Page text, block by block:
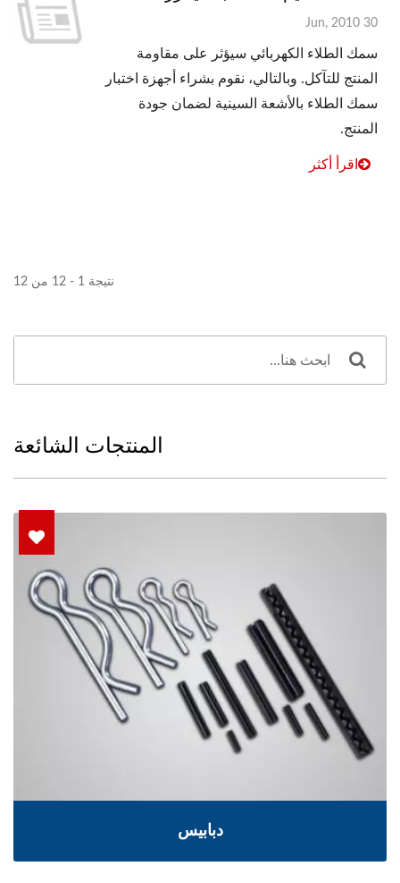
30 Jun, 2010
سمك الطلاء الكهربائي سيؤثر على مقاومة
المنتج للتآكل. وبالتالي، نقوم بشراء أجهزة اختبار
سمك الطلاء بالأشعة السينية لضمان جودة
المنتج.
اقرأ أكثر
نتيجة 1 - 12 من 12
المنتجات الشائعة
دبابيس